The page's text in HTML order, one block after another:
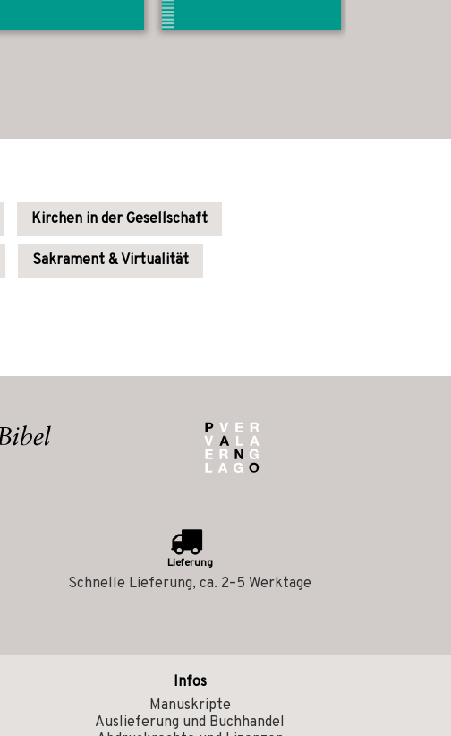
Kirchen in der Gesellschaft
Sakrament & Virtualität
Lieferung
Schnelle Lieferung, ca. 2–5 Werktage
Infos
Manuskripte
Auslieferung und Buchhandel